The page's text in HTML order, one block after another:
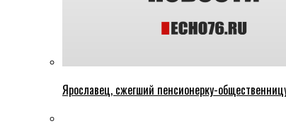
Ярославец, сжегший пенсионерку-